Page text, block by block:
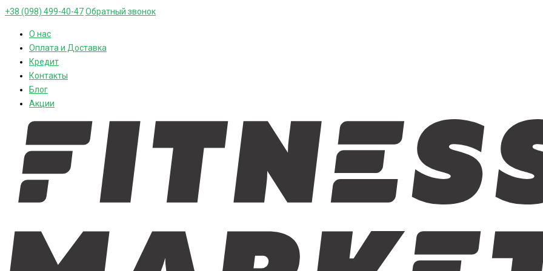
+38 (098) 499-40-47Обратный звонок
О нас
Оплата и Доставка
Кредит
Контакты
Блог
Акции